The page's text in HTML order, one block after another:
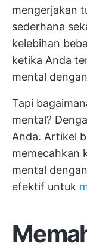
mengerjakan
sederhana
kelebihan
ketika Anda
mental
Tapi
mental?
Anda. Artikel
memecahkan
mental
efektif untuk